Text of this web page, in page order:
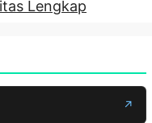
Lengkap
↗